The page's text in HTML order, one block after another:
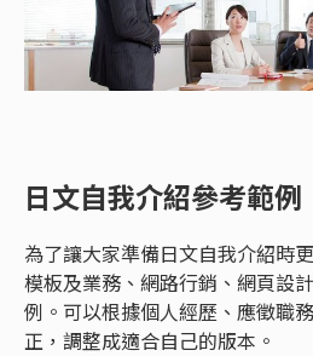
日文自我介紹參考範例
為了讓大家準備日文自我介紹時
模板及業務、網路行銷、網頁設
例。可以根據個人經歷、應徵職
正，調整成適合自己的版本。